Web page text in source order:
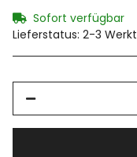
Sofort verfügbar
Lieferstatus: 2-3